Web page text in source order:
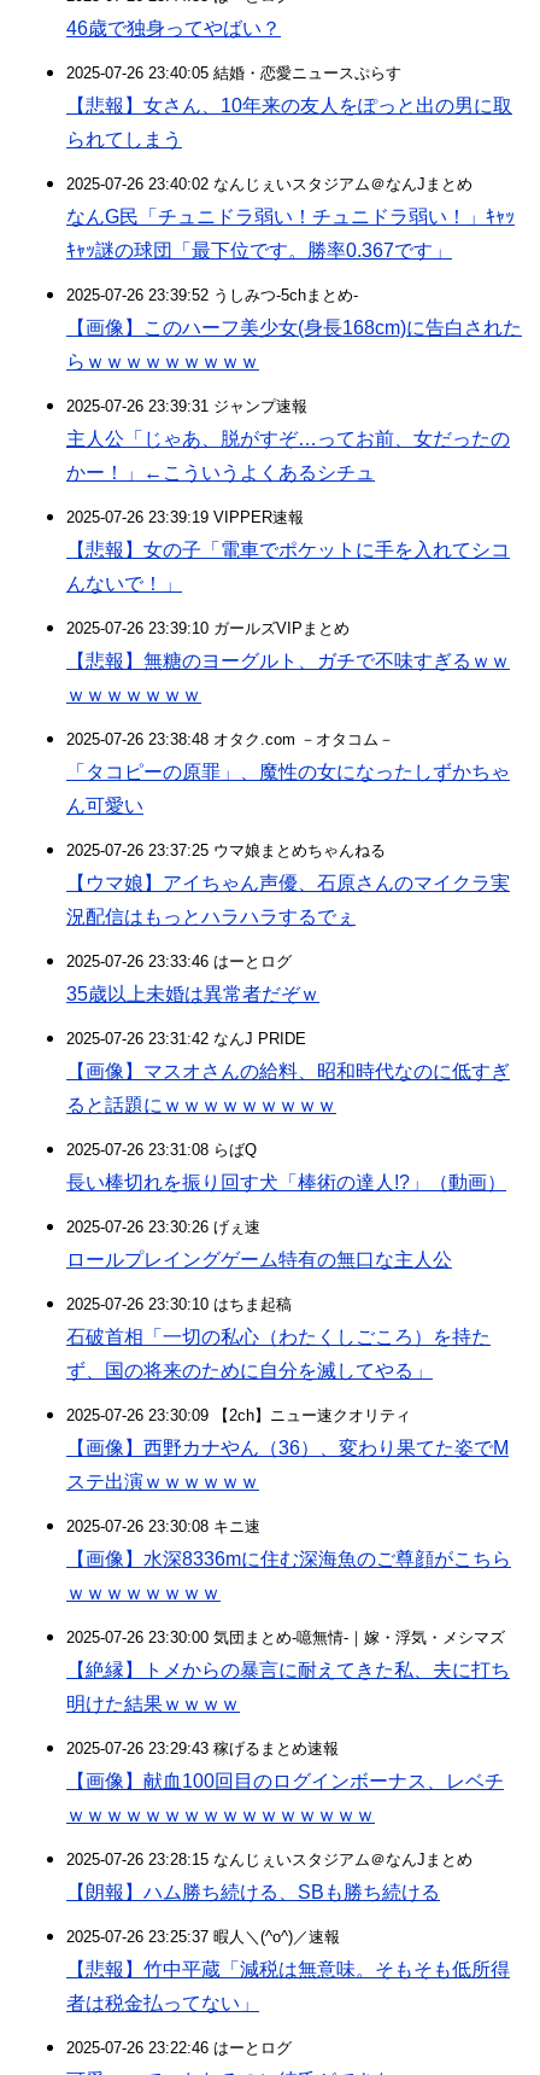
46歳で独身ってやばい？
2025-07-26 23:40:05 結婚・恋愛ニュースぷらす
【悲報】女さん、10年来の友人をぽっと出の男に取
られてしまう
2025-07-26 23:40:02 なんじぇいスタジアム＠なんJまとめ
なんG民「チュニドラ弱い！チュニドラ弱い！」ｷｬｯ
ｷｬｯ謎の球団「最下位です。勝率0.367です」
2025-07-26 23:39:52 うしみつ-5chまとめ-
【画像】このハーフ美少女(身長168cm)に告白された
らｗｗｗｗｗｗｗｗｗ
2025-07-26 23:39:31 ジャンプ速報
主人公「じゃあ、脱がすぞ…ってお前、女だったの
かー！」←こういうよくあるシチュ
2025-07-26 23:39:19 VIPPER速報
【悲報】女の子「電車でポケットに手を入れてシコ
んないで！」
2025-07-26 23:39:10 ガールズVIPまとめ
【悲報】無糖のヨーグルト、ガチで不味すぎるｗｗ
ｗｗｗｗｗｗｗ
2025-07-26 23:38:48 オタク.com －オタコム－
「タコピーの原罪」、魔性の女になったしずかちゃ
ん可愛い
2025-07-26 23:37:25 ウマ娘まとめちゃんねる
【ウマ娘】アイちゃん声優、石原さんのマイクラ実
況配信はもっとハラハラするでぇ
2025-07-26 23:33:46 はーとログ
35歳以上未婚は異常者だぞｗ
2025-07-26 23:31:42 なんJ PRIDE
【画像】マスオさんの給料、昭和時代なのに低すぎ
ると話題にｗｗｗｗｗｗｗｗｗ
2025-07-26 23:31:08 らばQ
長い棒切れを振り回す犬「棒術の達人!?」（動画）
2025-07-26 23:30:26 げぇ速
ロールプレイングゲーム特有の無口な主人公
2025-07-26 23:30:10 はちま起稿
石破首相「一切の私心（わたくしごころ）を持た
ず、国の将来のために自分を滅してやる」
2025-07-26 23:30:09 【2ch】ニュー速クオリティ
【画像】西野カナやん（36）、変わり果てた姿でM
ステ出演ｗｗｗｗｗｗ
2025-07-26 23:30:08 キニ速
【画像】水深8336mに住む深海魚のご尊顔がこちら
ｗｗｗｗｗｗｗｗ
2025-07-26 23:30:00 気団まとめ-噫無情-｜嫁・浮気・メシマズ
【絶縁】トメからの暴言に耐えてきた私、夫に打ち
明けた結果ｗｗｗｗ
2025-07-26 23:29:43 稼げるまとめ速報
【画像】献血100回目のログインボーナス、レベチ
ｗｗｗｗｗｗｗｗｗｗｗｗｗｗｗｗ
2025-07-26 23:28:15 なんじぇいスタジアム＠なんJまとめ
【朗報】ハム勝ち続ける、SBも勝ち続ける
2025-07-26 23:25:37 暇人＼(^o^)／速報
【悲報】竹中平蔵「減税は無意味。そもそも低所得
者は税金払ってない」
2025-07-26 23:22:46 はーとログ